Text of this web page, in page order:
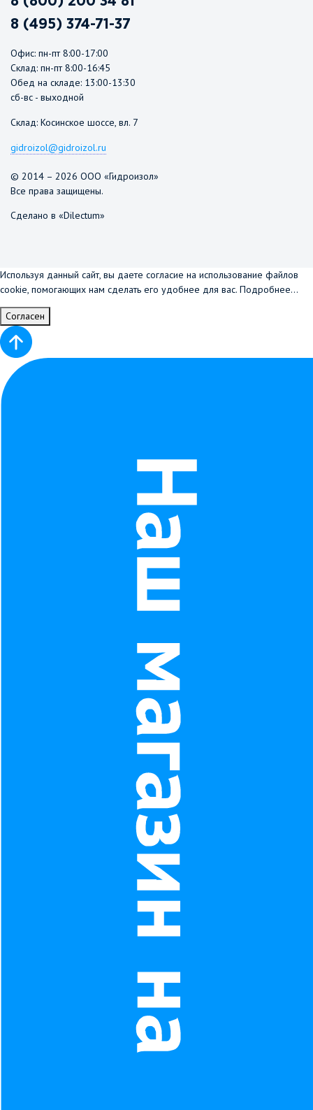
8 (495) 374-71-37
Офис: пн-пт 8:00-17:00
Склад: пн-пт 8:00-16:45
Обед на складе: 13:00-13:30
сб-вс - выходной
Склад: Косинское шоссе, вл. 7
gidroizol@gidroizol.ru
© 2014 – 2026 ООО «Гидроизол»
Все права защищены.
Сделано в «Dilectum»
Используя данный сайт, вы даете согласие на использование файлов
cookie, помогающих нам сделать его удобнее для вас. Подробнее...
Согласен